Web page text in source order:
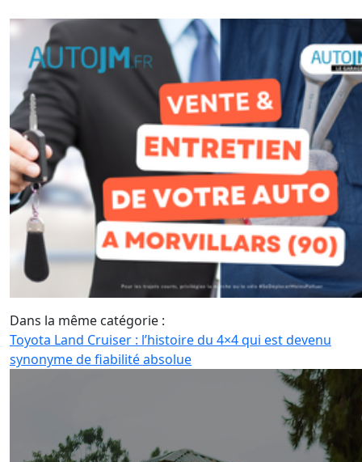
Dans la même catégorie :
Toyota Land Cruiser : l’histoire du 4×4 qui est devenu
synonyme de fiabilité absolue